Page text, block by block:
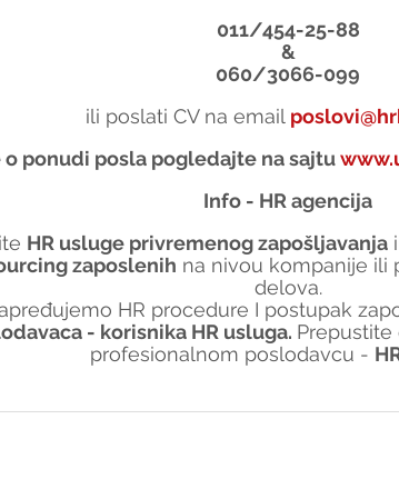
011/454-25-88
&
060/3066-099
ili poslati CV na email
o ponudi posla pogledajte na sajtu
Info - HR agencija
HR usluge privremenog zapošljavanja i
zaposlenih na nivou kompanije ili
delova.
HR procedure I postupak
- korisnika HR usluga. Prepustite
profesionalnom poslodavcu -